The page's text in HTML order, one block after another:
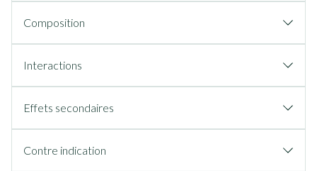
Composition
Interactions
Effets secondaires
Contre indication